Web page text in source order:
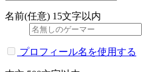
名前(任意) 15文字以内
プロフィール名を使用する